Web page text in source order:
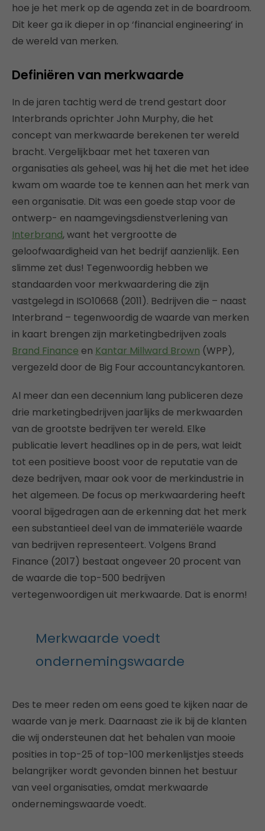
hoe je het merk op de agenda zet in de boardroom.
Dit keer ga ik dieper in op ‘financial engineering’ in
de wereld van merken.
Definiëren van merkwaarde
In de jaren tachtig werd de trend gestart door
Interbrands oprichter John Murphy, die het
concept van merkwaarde berekenen ter wereld
bracht. Vergelijkbaar met het taxeren van
organisaties als geheel, was hij het die met het idee
kwam om waarde toe te kennen aan het merk van
een organisatie. Dit was een goede stap voor de
ontwerp- en naamgevingsdienstverlening van
Interbrand, want het vergrootte de
geloofwaardigheid van het bedrijf aanzienlijk. Een
slimme zet dus! Tegenwoordig hebben we
standaarden voor merkwaardering die zijn
vastgelegd in ISO10668 (2011). Bedrijven die – naast
Interbrand – tegenwoordig de waarde van merken
in kaart brengen zijn marketingbedrijven zoals
Brand Finance en Kantar Millward Brown (WPP),
vergezeld door de Big Four accountancykantoren.
Al meer dan een decennium lang publiceren deze
drie marketingbedrijven jaarlijks de merkwaarden
van de grootste bedrijven ter wereld. Elke
publicatie levert headlines op in de pers, wat leidt
tot een positieve boost voor de reputatie van de
deze bedrijven, maar ook voor de merkindustrie in
het algemeen. De focus op merkwaardering heeft
vooral bijgedragen aan de erkenning dat het merk
een substantieel deel van de immateriële waarde
van bedrijven representeert. Volgens Brand
Finance (2017) bestaat ongeveer 20 procent van
de waarde die top-500 bedrijven
vertegenwoordigen uit merkwaarde. Dat is enorm!
Merkwaarde voedt
ondernemingswaarde
Des te meer reden om eens goed te kijken naar de
waarde van je merk. Daarnaast zie ik bij de klanten
die wij ondersteunen dat het behalen van mooie
posities in top-25 of top-100 merkenlijstjes steeds
belangrijker wordt gevonden binnen het bestuur
van veel organisaties, omdat merkwaarde
ondernemingswaarde voedt.